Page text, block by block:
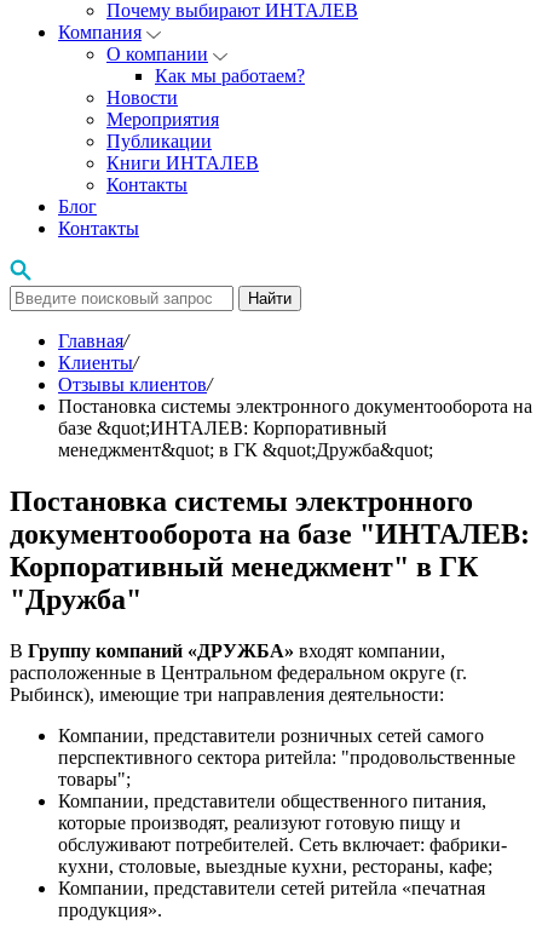
Почему выбирают ИНТАЛЕВ
Компания
О компании
Как мы работаем?
Новости
Мероприятия
Публикации
Книги ИНТАЛЕВ
Контакты
Блог
Контакты
Найти
Главная/
Клиенты/
Отзывы клиентов/
Постановка системы электронного документооборота на
базе &quot;ИНТАЛЕВ: Корпоративный
менеджмент&quot; в ГК &quot;Дружба&quot;
Постановка системы электронного
документооборота на базе "ИНТАЛЕВ:
Корпоративный менеджмент" в ГК
"Дружба"
В Группу компаний «ДРУЖБА» входят компании,
расположенные в Центральном федеральном округе (г.
Рыбинск), имеющие три направления деятельности:
Компании, представители розничных сетей самого
перспективного сектора ритейла: "продовольственные
товары";
Компании, представители общественного питания,
которые производят, реализуют готовую пищу и
обслуживают потребителей. Сеть включает: фабрики-
кухни, столовые, выездные кухни, рестораны, кафе;
Компании, представители сетей ритейла «печатная
продукция».